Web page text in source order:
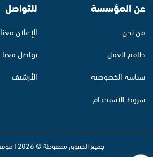
عن المؤسسة
من نحن
طاقم العمل
سياسة الخصوصية
شروط الاستخدام
للتواصل
الإعلان معنا
تواصل معنا
الأرشيف
جميع الحقوق محفوظة © 2026 | موقع الشمس